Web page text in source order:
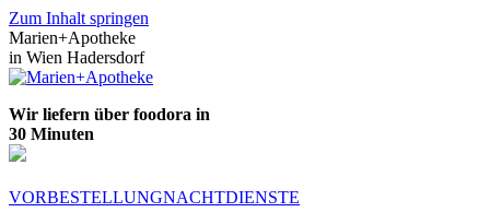
Zum Inhalt springen
Marien+Apotheke
in Wien Hadersdorf
Wir liefern über foodora in
30 Minuten
VORBESTELLUNGNACHTDIENSTE